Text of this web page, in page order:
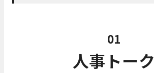
01
人事トーク